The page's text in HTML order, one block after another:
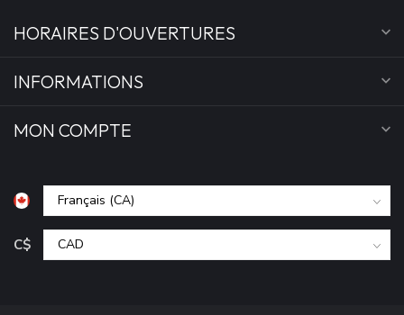
HORAIRES D'OUVERTURES
INFORMATIONS
MON COMPTE
C$